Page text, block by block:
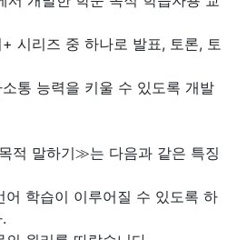
시리즈 중 하나로 발표, 토론, 토
통 능력을 키울 수 있도록 개발
적 말하기≫는 다음과 같은 특징
어 학습이 이루어질 수 있도록 하